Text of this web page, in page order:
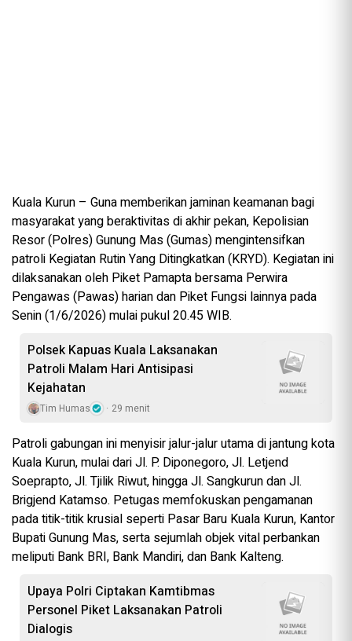
Kuala Kurun – Guna memberikan jaminan keamanan bagi
masyarakat yang beraktivitas di akhir pekan, Kepolisian
Resor (Polres) Gunung Mas (Gumas) mengintensifkan
patroli Kegiatan Rutin Yang Ditingkatkan (KRYD). Kegiatan ini
dilaksanakan oleh Piket Pamapta bersama Perwira
Pengawas (Pawas) harian dan Piket Fungsi lainnya pada
Senin (1/6/2026) mulai pukul 20.45 WIB.
Polsek Kapuas Kuala Laksanakan
Patroli Malam Hari Antisipasi
Kejahatan
Tim Humas 29 menit
Patroli gabungan ini menyisir jalur-jalur utama di jantung kota
Kuala Kurun, mulai dari Jl. P. Diponegoro, Jl. Letjend
Soeprapto, Jl. Tjilik Riwut, hingga Jl. Sangkurun dan Jl.
Brigjend Katamso. Petugas memfokuskan pengamanan
pada titik-titik krusial seperti Pasar Baru Kuala Kurun, Kantor
Bupati Gunung Mas, serta sejumlah objek vital perbankan
meliputi Bank BRI, Bank Mandiri, dan Bank Kalteng.
Upaya Polri Ciptakan Kamtibmas
Personel Piket Laksanakan Patroli
Dialogis